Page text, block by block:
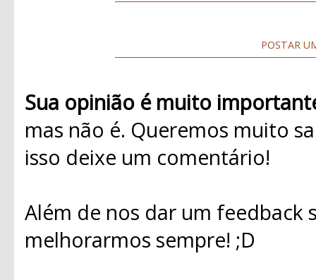
POSTAR
Sua opinião é muito
mas não é. Queremos muito
isso deixe um comentário!
Além de nos dar um
melhorarmos sempre! ;D